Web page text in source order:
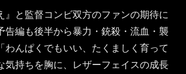
』と監督コンビ双方のファンの期待に
告編も後半から暴力・銃殺・流血・襲
わんぱくでもいい、たくましく育って
気持ちを胸に、レザーフェイスの成長